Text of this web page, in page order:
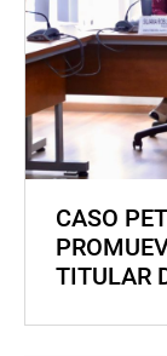
CASO
TITULAR